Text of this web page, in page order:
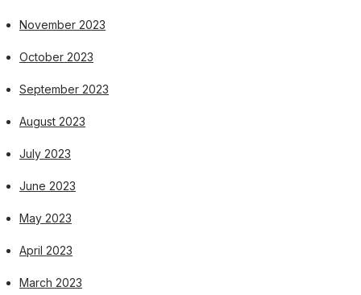
November 2023
October 2023
September 2023
August 2023
July 2023
June 2023
May 2023
April 2023
March 2023